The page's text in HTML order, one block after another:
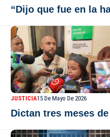
“Dijo que fue en la
JUSTICIA15 De Mayo De 2026
Dictan tres meses